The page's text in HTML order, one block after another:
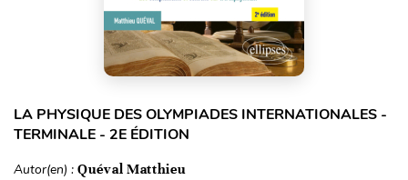
LA PHYSIQUE DES OLYMPIADES INTERNATIONALES -
TERMINALE - 2E ÉDITION
Autor(en) : Quéval Matthieu